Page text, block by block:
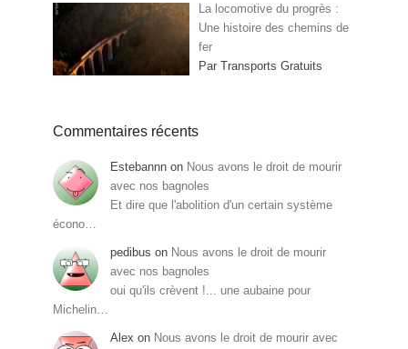
La locomotive du progrès :
Une histoire des chemins de
fer
Par Transports Gratuits
Commentaires récents
Estebannn on Nous avons le droit de mourir
avec nos bagnoles
Et dire que l'abolition d'un certain système
écono…
pedibus on Nous avons le droit de mourir
avec nos bagnoles
oui qu'ils crèvent !... une aubaine pour
Michelin…
Alex on Nous avons le droit de mourir avec